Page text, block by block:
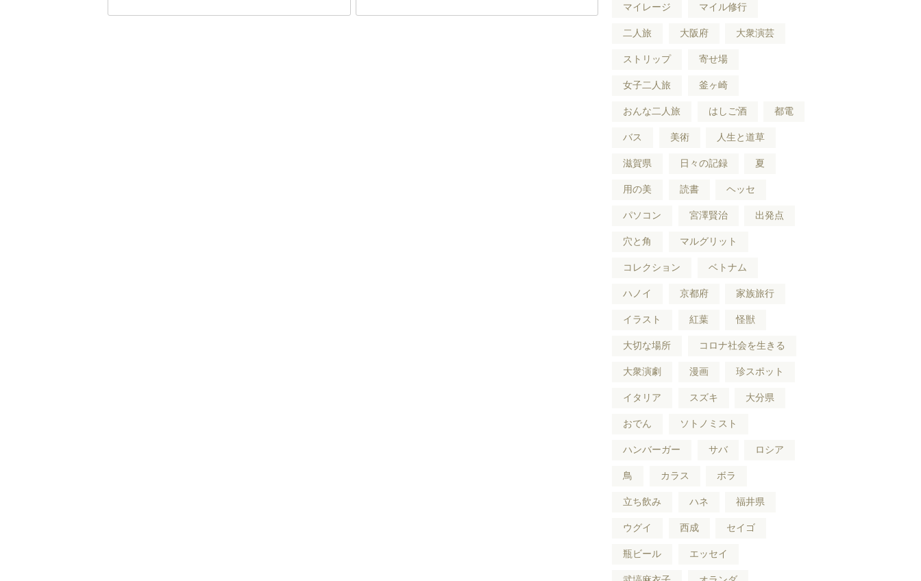
マイレージ マイル修行
二人旅 大阪府 大衆演芸
ストリップ 寄せ場
女子二人旅 釜ヶ崎
おんな二人旅 はしご酒 都電
バス 美術 人生と道草
滋賀県 日々の記録 夏
用の美 読書 ヘッセ
パソコン 宮澤賢治 出発点
穴と角 マルグリット
コレクション ベトナム
ハノイ 京都府 家族旅行
イラスト 紅葉 怪獣
大切な場所 コロナ社会を生きる
大衆演劇 漫画 珍スポット
イタリア スズキ 大分県
おでん ソトノミスト
ハンバーガー サバ ロシア
鳥 カラス ボラ
立ち飲み ハネ 福井県
ウグイ 西成 セイゴ
瓶ビール エッセイ